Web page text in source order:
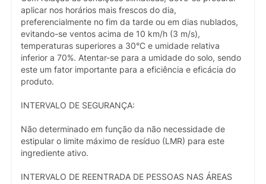
aplicar nos horários mais frescos do dia,
preferencialmente no fim da tarde ou em dias nublados,
evitando-se ventos acima de 10 km/h (3 m/s),
temperaturas superiores a 30°C e umidade relativa
inferior a 70%. Atentar-se para a umidade do solo, sendo
este um fator importante para a eficiência e eficácia do
produto.
INTERVALO DE SEGURANÇA:
Não determinado em função da não necessidade de
estipular o limite máximo de resíduo (LMR) para este
ingrediente ativo.
INTERVALO DE REENTRADA DE PESSOAS NAS ÁREAS